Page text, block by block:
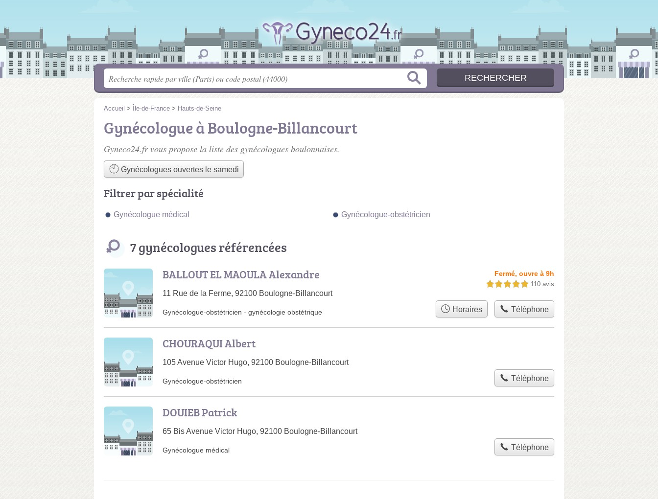
Accueil > Île-de-France > Hauts-de-Seine
Gynécologue à Boulogne-Billancourt
Gyneco24.fr vous propose la liste des gynécologues boulonnaises.
Gynécologues ouvertes le samedi
Filtrer par spécialité
Gynécologue médical Gynécologue-obstétricien
7 gynécologues référencées
BALLOUT EL MAOULA Alexandre
11 Rue de la Ferme, 92100 Boulogne-Billancourt
Fermé, ouvre à 9h
5,0 étoiles sur 5 110 avis
Gynécologue-obstétricien - gynécologie obstétrique Horaires Téléphone
CHOURAQUI Albert
105 Avenue Victor Hugo, 92100 Boulogne-Billancourt
Gynécologue-obstétricien Téléphone
DOUIEB Patrick
65 Bis Avenue Victor Hugo, 92100 Boulogne-Billancourt
Gynécologue médical Téléphone